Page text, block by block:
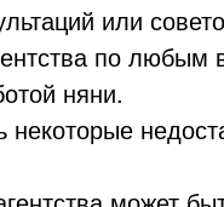
или
по любым
няни.
некоторые